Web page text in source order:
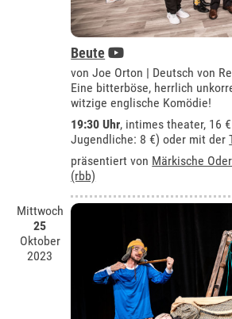
Beute
von Joe Orton | Deutsch von
Eine bitterböse, herrlich
witzige englische Komödie!
19:30 Uhr, intimes theater, 16
Jugendliche: 8 €) oder mit der
präsentiert von Märkische
(rbb)
Mittwoch
25
Oktober
2023